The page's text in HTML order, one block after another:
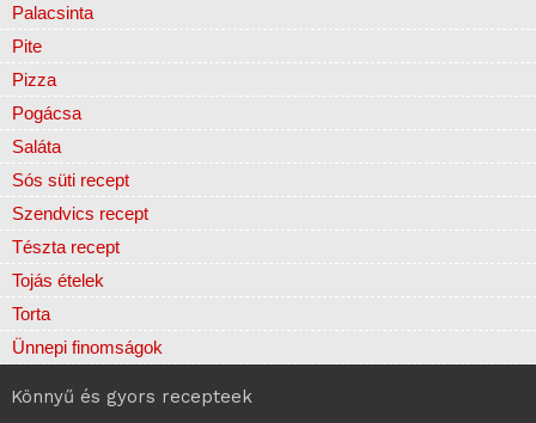
Palacsinta
Pite
Pizza
Pogácsa
Saláta
Sós süti recept
Szendvics recept
Tészta recept
Tojás ételek
Torta
Ünnepi finomságok
Könnyű és gyors recepteek